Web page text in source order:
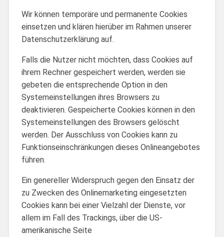
Wir können temporäre und permanente Cookies
einsetzen und klären hierüber im Rahmen unserer
Datenschutzerklärung auf.
Falls die Nutzer nicht möchten, dass Cookies auf
ihrem Rechner gespeichert werden, werden sie
gebeten die entsprechende Option in den
Systemeinstellungen ihres Browsers zu
deaktivieren. Gespeicherte Cookies können in den
Systemeinstellungen des Browsers gelöscht
werden. Der Ausschluss von Cookies kann zu
Funktionseinschränkungen dieses Onlineangebotes
führen.
Ein genereller Widerspruch gegen den Einsatz der
zu Zwecken des Onlinemarketing eingesetzten
Cookies kann bei einer Vielzahl der Dienste, vor
allem im Fall des Trackings, über die US-
amerikanische Seite